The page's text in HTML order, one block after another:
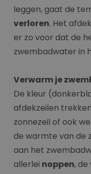
leggen, gaat de
verloren. Het
er zo voor dat de
zwembadwater in
Verwarm je
De kleur
afdekzeilen
zonnezeil of ook
de warmte van de
aan het
allerlei noppen,